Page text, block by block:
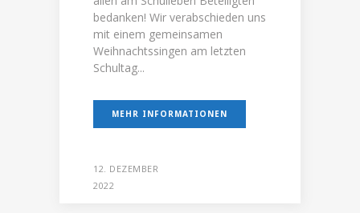
bedanken! Wir verabschieden uns
mit einem gemeinsamen
Weihnachtssingen am letzten
Schultag...
MEHR INFORMATIONEN
12. DEZEMBER
2022